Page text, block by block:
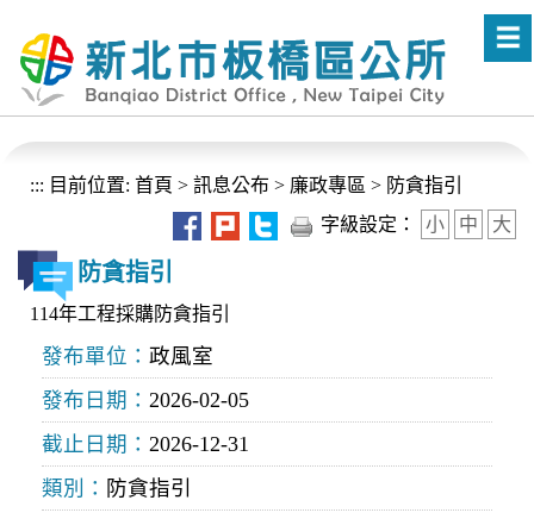
::: 目前位置: 首頁 > 訊息公布 > 廉政專區 > 防貪指引
字級設定：
小 中 大
防貪指引
114年工程採購防貪指引
發布單位： 政風室
發布日期： 2026-02-05
截止日期： 2026-12-31
類別： 防貪指引